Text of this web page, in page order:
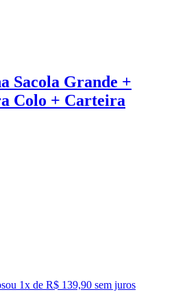
Sacola Grande +
Colo + Carteira
ou 1x de R$ 139,90 sem juros